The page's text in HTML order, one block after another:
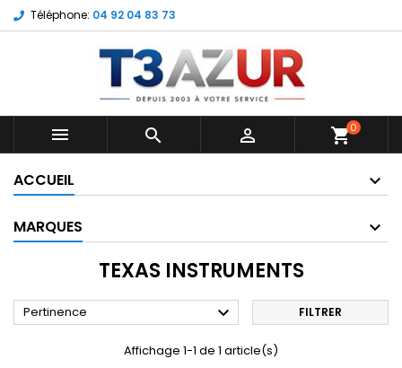
Téléphone: 04 92 04 83 73
   shopping_cart0
ACCUEIL
MARQUES
TEXAS INSTRUMENTS
Pertinence  FILTRER
Affichage 1-1 de 1 article(s)